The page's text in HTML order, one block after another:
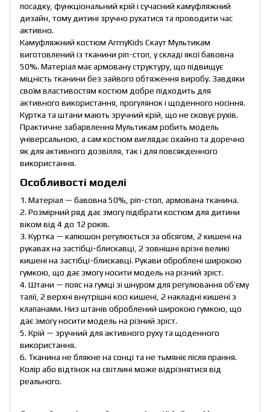
посадку, функціональний крій і сучасний камуфляжний
дизайн, тому дитині зручно рухатися та проводити час
активно.
Камуфляжний костюм ArmyKids Скаут Мультикам
виготовлений із тканини ріп-стоп, у складі якої бавовна
50%. Матеріал має армовану структуру, що підвищує
міцність тканини без зайвого обтяження виробу. Завдяки
своїм властивостям костюм добре підходить для
активного використання, прогулянок і щоденного носіння.
Куртка та штани мають зручний крій, що не сковує рухів.
Практичне забарвлення Мультикам робить модель
універсальною, а сам костюм виглядає охайно та доречно
як для активного дозвілля, так і для повсякденного
використання.
Особливості моделі
1. Матеріал — бавовна 50%, ріп-стоп, армована тканина.
2. Розмірний ряд дає змогу підібрати костюм для дитини
віком від 4 до 12 років.
3. Куртка — капюшон регулюється за обсягом, 2 кишені на
рукавах на застібці-блискавці, 2 зовнішні врізні великі
кишені на застібці-блискавці. Рукави оброблені широкою
гумкою, що дає змогу носити модель на різний зріст.
4. Штани — пояс на гумці зі шнуром для регулювання об’єму
талії, 2 верхні внутрішні косі кишені, 2 накладні кишені з
клапанами. Низ штанів оброблений широкою гумкою, що
дає змогу носити модель на різний зріст.
5. Крій — зручний для активного руху та щоденного
використання.
6. Тканина не блякне на сонці та не тьмяніє після прання.
Колір або відтінок на світлині може відрізнятися від
реального.